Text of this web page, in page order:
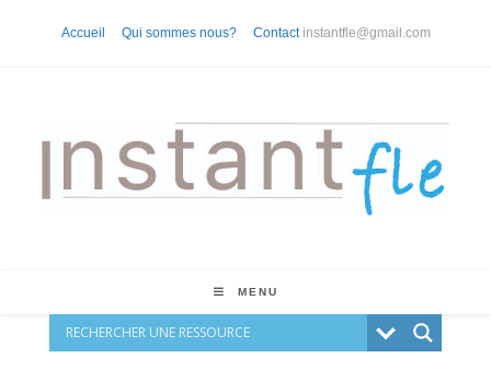
Accueil Qui sommes nous? Contact instantfle@gmail.com
MENU